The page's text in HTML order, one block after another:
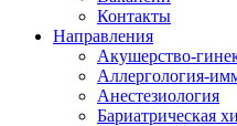
Контакты
Направления
Акушерство-
Аллергология-
Анестезиология
Бариатрическая